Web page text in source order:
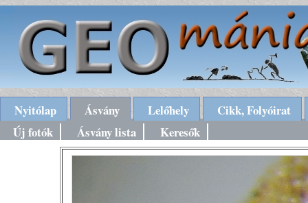
Nyitólap Ásvány Lelőhely
Cikk, Folyóirat
Új fotók
Ásvány lista Keresők